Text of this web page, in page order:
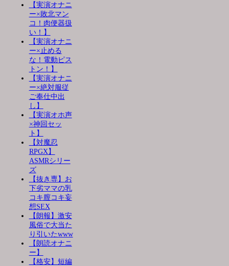
【実演オナニ
ー×敗北マン
コ！肉便器扱
い！】
【実演オナニ
ー×止める
な！電動ピス
トン！】
【実演オナニ
ー×絶対服従
ご奉仕中出
し】
【実演オホ声
×神回セッ
ト】
【対魔忍
RPGX】
ASMRシリー
ズ
【抜き専】お
下劣ママの乳
コキ膣コキ妄
想SEX
【朗報】激安
風俗で大当た
り引いたwww
【朗読オナニ
ー】
【格安】短編